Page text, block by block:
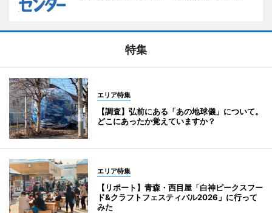
特集
エリア特集
【調査】弘前にある「あの地球儀」について。
どこにあったか覚えていますか？
エリア特集
【リポート】青森・西目屋「白神ピークスフー
ド&クラフトフェスティバル2026」に行って
みた